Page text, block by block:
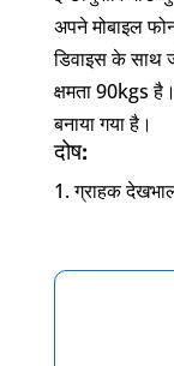
अपने मोबाइल
डिवाइस के
क्षमता 90kgs
बनाया गया है।
दोष:
ग्राहक